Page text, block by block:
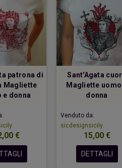
Due cuori una capanna
20,00 €
patrona di
Magliette
e donna
€
Sant'Agata
Magliette uomo
donna
Venduto da:
sicdesignsicily
15,00 €
DETTAGLI